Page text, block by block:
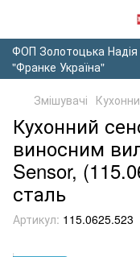
ФОП Золотоцька Надія
"Франке Україна"
Змішувачі
Кухонний
виносним
Sensor,
сталь
Артикул: 115.0625.523